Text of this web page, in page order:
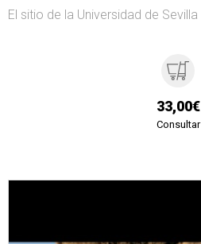
El sitio de la Universidad de Sevilla
33,00€
Consultar